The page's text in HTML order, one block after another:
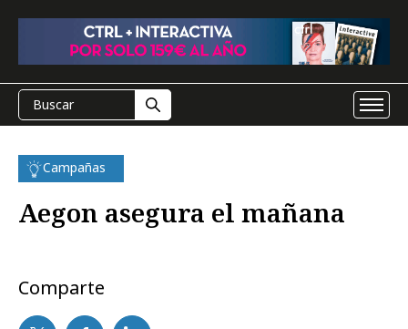
Campañas
Aegon asegura el mañana
Comparte